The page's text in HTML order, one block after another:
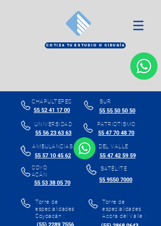
COTIZA TU ESTUDIO O CIRUGÍA
CHAPULTEPEC
55 52 41 17 00
SUR
55 55 50 50 50
UNIVERSIDAD
55 56 23 63 63
55 47 70 48 70
PATRIOTISMO
AMBULANCIAS
55 57 10 45 62
DEL VALLE
55 47 42 59 59
COYO
ACÁN
55 53 38 05 70
SATÉLITE
55 9550 7000
Torre de
especialidades
Coyoacán :
Torre de
especialidades
Acora del Valle :